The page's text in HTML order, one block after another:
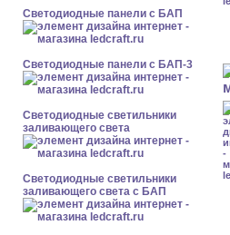
Cветодиодные панели с БАП
Cветодиодные панели с БАП-3
Светодиодные светильники
заливающего света
Светодиодные светильники
заливающего света с БАП